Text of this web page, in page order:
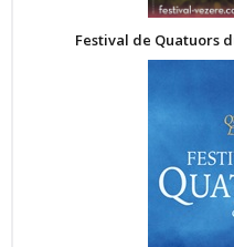
Festival de Quatuors